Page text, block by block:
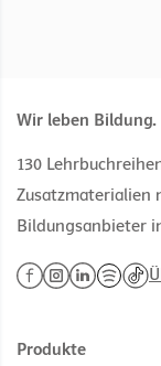
Wir leben Bildung.
130
Zusatzmaterialien
Bildungsanbieter
Produkte